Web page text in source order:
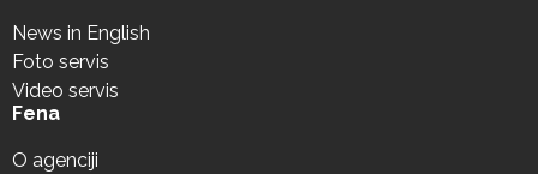
News in English
Foto servis
Video servis
Fena
O agenciji